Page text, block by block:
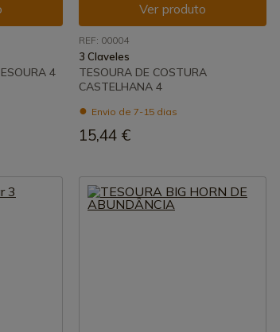
4
Ver produto
REF: 00004
3 Claveles
TESOURA DE COSTURA
CASTELHANA 4
Envio de 7-15 dias
15,44 €